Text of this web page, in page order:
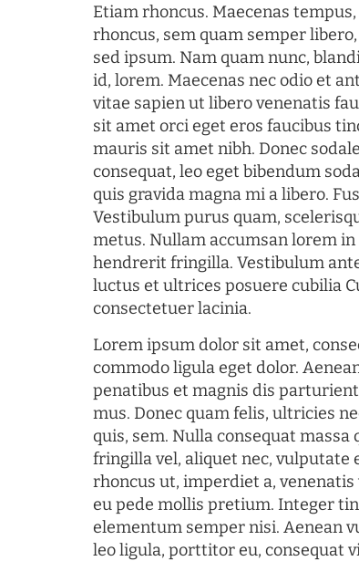
Etiam rhoncus. Maecenas
rhoncus, sem quam semper
sed ipsum. Nam quam nunc,
id, lorem. Maecenas nec odio et
vitae sapien ut libero venenatis
sit amet orci eget eros faucibus
mauris sit amet nibh. Donec
consequat, leo eget bibendum
quis gravida magna mi a libero.
Vestibulum purus quam,
metus. Nullam accumsan lorem
hendrerit fringilla. Vestibulum
luctus et ultrices posuere cubilia
consectetuer lacinia.
Lorem ipsum dolor sit amet,
commodo ligula eget dolor.
penatibus et magnis dis
mus. Donec quam felis, ultricies
quis, sem. Nulla consequat massa
fringilla vel, aliquet nec, vulputate
rhoncus ut, imperdiet a,
eu pede mollis pretium. Integer
elementum semper nisi. Aenean
leo ligula, porttitor eu, consequat